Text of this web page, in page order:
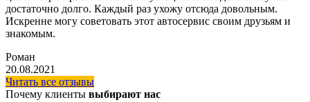
достаточно долго. Каждый раз ухожу отсюда довольным.
Искренне могу советовать этот автосервис своим друзьям и
знакомым.
Роман
20.08.2021
Читать все отзывы
Почему клиенты выбирают нас